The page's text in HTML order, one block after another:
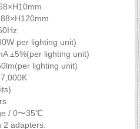
per lighting unit)
±5%(per lighting unit)
lighting unit)
/ 0〜35℃
2 adapters.